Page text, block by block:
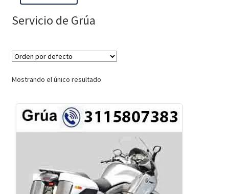
Servicio de Grúa
Mostrando el único resultado